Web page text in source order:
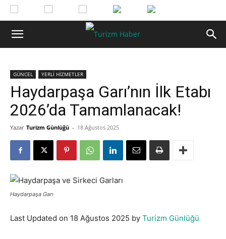
GÜNCEL YERLİ HİZMETLER
Haydarpaşa Garı’nın İlk Etabı
2026’da Tamamlanacak!
Yazar Turizm Günlüğü - 18 Ağustos 2025
Haydarpaşa Garı
Last Updated on 18 Ağustos 2025 by Turizm Günlüğü